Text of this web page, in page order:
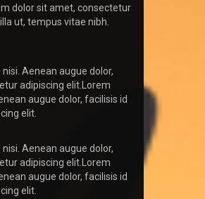
dolor sit amet, consectetur
ut, tempus vitae nibh.
Aenean augue dolor,
adipiscing elit.Lorem
augue dolor, facilisis id
elit.
Aenean augue dolor,
adipiscing elit.Lorem
augue dolor, facilisis id
elit.